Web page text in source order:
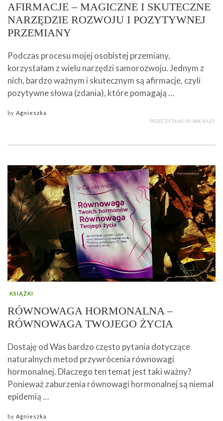
AFIRMACJE – MAGICZNE I SKUTECZNE
NARZĘDZIE ROZWOJU I POZYTYWNEJ
PRZEMIANY
Podczas procesu mojej osobistej przemiany,
korzystałam z wielu narzędzi samorozwoju. Jednym z
nich, bardzo ważnym i skutecznym są afirmacje, czyli
pozytywne słowa (zdania), które pomagają …
by Agnieszka
PRZECZYTANO 93 488 RAZY
KSIĄŻKI
RÓWNOWAGA HORMONALNA –
RÓWNOWAGA TWOJEGO ŻYCIA
Dostaję od Was bardzo często pytania dotyczące
naturalnych metod przywrócenia równowagi
hormonalnej. Dlaczego ten temat jest taki ważny?
Ponieważ zaburzenia równowagi hormonalnej są niemal
epidemią …
by Agnieszka